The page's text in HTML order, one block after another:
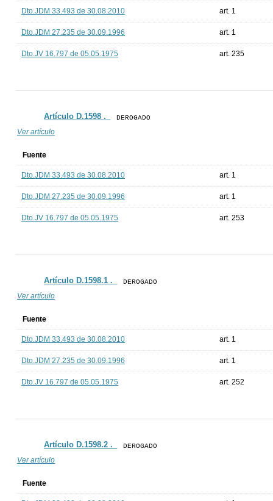
Dto.JDM 33.493 de 30.08.2010 art. 1
Dto.JDM 27.235 de 30.09.1996 art. 1
Dto.JV 16.797 de 05.05.1975 art. 235
Artículo D.1598 ._ DEROGADO
Ver artículo
Fuente
Dto.JDM 33.493 de 30.08.2010 art. 1
Dto.JDM 27.235 de 30.09.1996 art. 1
Dto.JV 16.797 de 05.05.1975 art. 253
Artículo D.1598.1 ._ DEROGADO
Ver artículo
Fuente
Dto.JDM 33.493 de 30.08.2010 art. 1
Dto.JDM 27.235 de 30.09.1996 art. 1
Dto.JV 16.797 de 05.05.1975 art. 252
Artículo D.1598.2 ._ DEROGADO
Ver artículo
Fuente